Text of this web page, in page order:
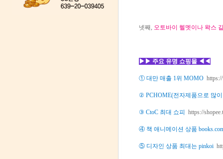
넷째, 오토바이 헬멧이나 왁스
▶▶ 주요 유명 쇼핑몰 ◀◀
① 대만 매출 1위 MOMO
② PCHOME(전자제품으로 많
③ CtoC 최대 쇼피 https://
④ 책 애니메이션 상품
⑤ 디자인 상품 최대는 pinkoi